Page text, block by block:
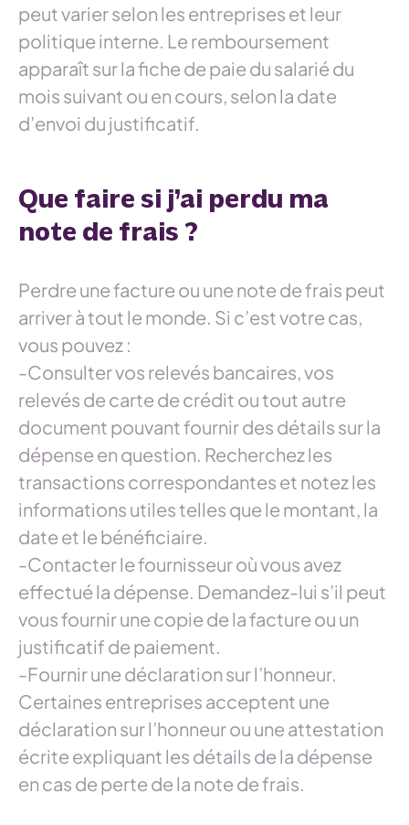
peut varier selon les entreprises et leur
politique interne. Le remboursement
apparaît sur la fiche de paie du salarié du
mois suivant ou en cours, selon la date
d’envoi du justificatif.
Que faire si j’ai perdu ma
note de frais ?
Perdre une facture ou une note de frais peut
arriver à tout le monde. Si c’est votre cas,
vous pouvez :
-Consulter vos relevés bancaires, vos
relevés de carte de crédit ou tout autre
document pouvant fournir des détails sur la
dépense en question. Recherchez les
transactions correspondantes et notez les
informations utiles telles que le montant, la
date et le bénéficiaire.
-Contacter le fournisseur où vous avez
effectué la dépense. Demandez-lui s’il peut
vous fournir une copie de la facture ou un
justificatif de paiement.
-Fournir une déclaration sur l’honneur.
Certaines entreprises acceptent une
déclaration sur l’honneur ou une attestation
écrite expliquant les détails de la dépense
en cas de perte de la note de frais.